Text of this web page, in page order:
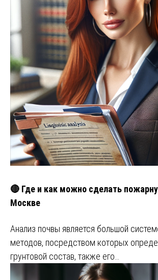
🔴 Где и как можно сделать
Москве
Анализ почвы является большой
методов, посредством которых
грунтовой состав, также его…